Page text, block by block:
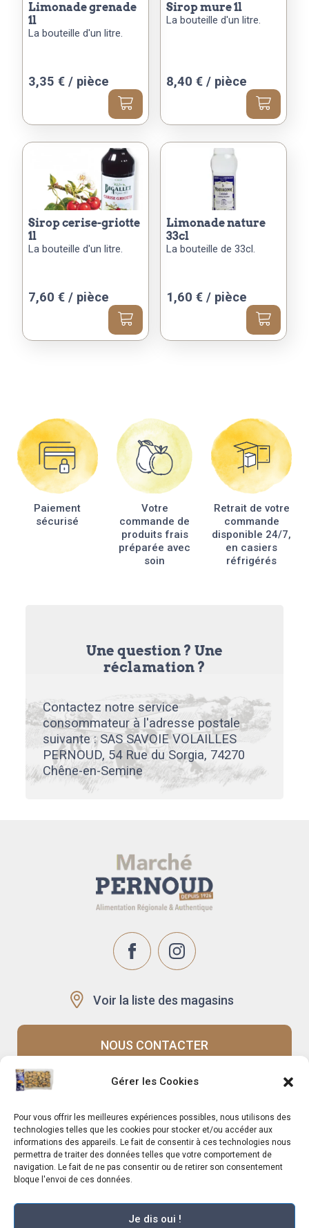
Gérer les Cookies
Pour vous offrir les meilleures expériences possibles, nous utilisons des
technologies telles que les cookies pour stocker et/ou accéder aux
informations des appareils. Le fait de consentir à ces technologies nous
permettra de traiter des données telles que votre comportement de
navigation. Le fait de ne pas consentir ou de retirer son consentement
bloque l'envoi de ces données.
Je dis oui !
limonade grenade
1l
La bouteille d'un litre.
3,35 € / pièce
sirop mure 1l
La bouteille d'un litre.
8,40 € / pièce
sirop cerise-griotte
1l
La bouteille d'un litre.
7,60 € / pièce
limonade nature
33cl
La bouteille de 33cl.
1,60 € / pièce
Paiement
sécurisé
Votre
commande de
produits frais
préparée avec
soin
Retrait de votre
commande
disponible 24/7,
en casiers
réfrigérés
Une question ? Une
réclamation ?
Contactez notre service
consommateur à l'adresse postale
suivante : SAS SAVOIE VOLAILLES
PERNOUD, 54 Rue du Sorgia, 74270
Chêne-en-Semine
Voir la liste des magasins
NOUS CONTACTER
Rappels produits
Le Mag